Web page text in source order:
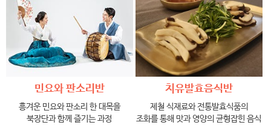
민요와 판소리반
흥겨운 민요와 판소리 한 대목을
북장단과 함께 즐기는 과정
치유발효음식반
제철 식재료와 전통발효식품의
조화를 통해 맛과 영양의 균형잡힌 음식